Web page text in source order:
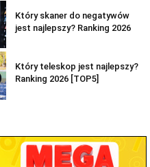
Który skaner do negatywów
jest najlepszy? Ranking 2026
Który teleskop jest najlepszy?
Ranking 2026 [TOP5]